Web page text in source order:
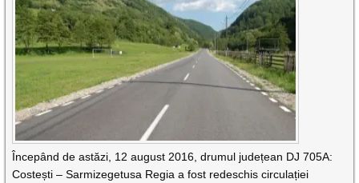
Începând de astăzi, 12 august 2016, drumul județean DJ 705A:
Costești – Sarmizegetusa Regia a fost redeschis circulației